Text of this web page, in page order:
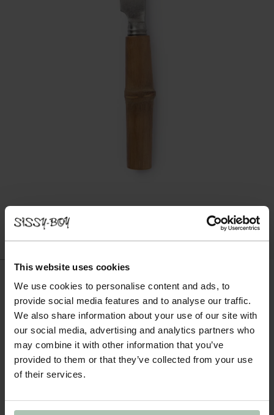
This website uses cookies
We use cookies to personalise content and ads, to
provide social media features and to analyse our traffic.
We also share information about your use of our site with
our social media, advertising and analytics partners who
may combine it with other information that you’ve
provided to them or that they’ve collected from your use
of their services.
41.94 / 6 st.
Levertijd: 1–2 werkdagen
BEKIJK WINKELVOORRAAD